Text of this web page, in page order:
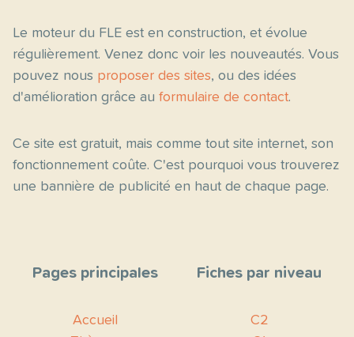
Le moteur du FLE est en construction, et évolue
régulièrement. Venez donc voir les nouveautés. Vous
pouvez nous proposer des sites, ou des idées
d'amélioration grâce au formulaire de contact.
Ce site est gratuit, mais comme tout site internet, son
fonctionnement coûte. C'est pourquoi vous trouverez
une bannière de publicité en haut de chaque page.
Pages principales
Accueil
Fiches par niveau
C2